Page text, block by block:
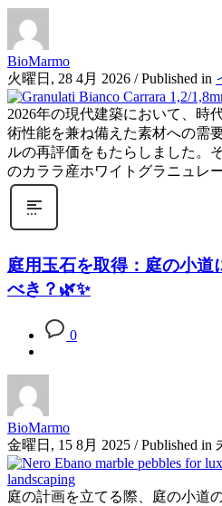
BioMarmo
火曜日, 28 4月 2026 / Published in
2026年の現代建築において、時
術性能を兼ね備えた素材への需
ルの再評価をもたらしました。
のカララ産ホワイトグラニュレ
庭用玉石を取得：庭の小道
べき？🌿✨
0
BioMarmo
金曜日, 15 8月 2025 / Published in
庭の計画を立てる際、庭の小道